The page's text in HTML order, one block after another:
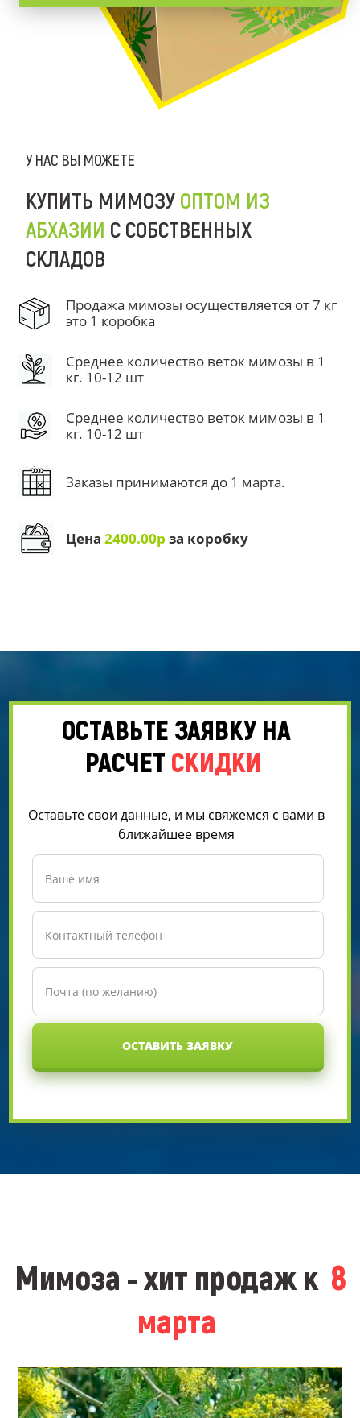
У НАС ВЫ МОЖЕТЕ
КУПИТЬ МИМОЗУ ОПТОМ ИЗ
АБХАЗИИ С СОБСТВЕННЫХ
СКЛАДОВ
Продажа мимозы осуществляется от 7 кг
это 1 коробка
Среднее количество веток мимозы в 1
кг. 10-12 шт
Среднее количество веток мимозы в 1
кг. 10-12 шт
Заказы принимаются до 1 марта.
Цена2400.00р за коробку
ОСТАВЬТЕ ЗАЯВКУ НА
РАСЧЕТ СКИДКИ
Оставьте свои данные, и мы свяжемся с вами в
ближайшее время
ОСТАВИТЬ ЗАЯВКУ
Мимоза - хит продаж к 8
марта